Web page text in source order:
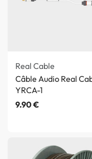
Real Cable
Câble Audio Real
YRCA-1
9.90€